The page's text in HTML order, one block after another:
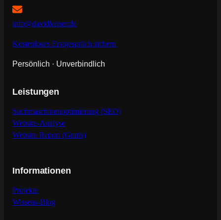
info@davidkeiser.de
Kostenloses Erstgespräch sichern
Persönlich · Unverbindlich
Leistungen
Suchmaschinenoptimierung (SEO)
Website-Analyse
Website Report (Gratis)
Informationen
Projekte
Wissens-Blog